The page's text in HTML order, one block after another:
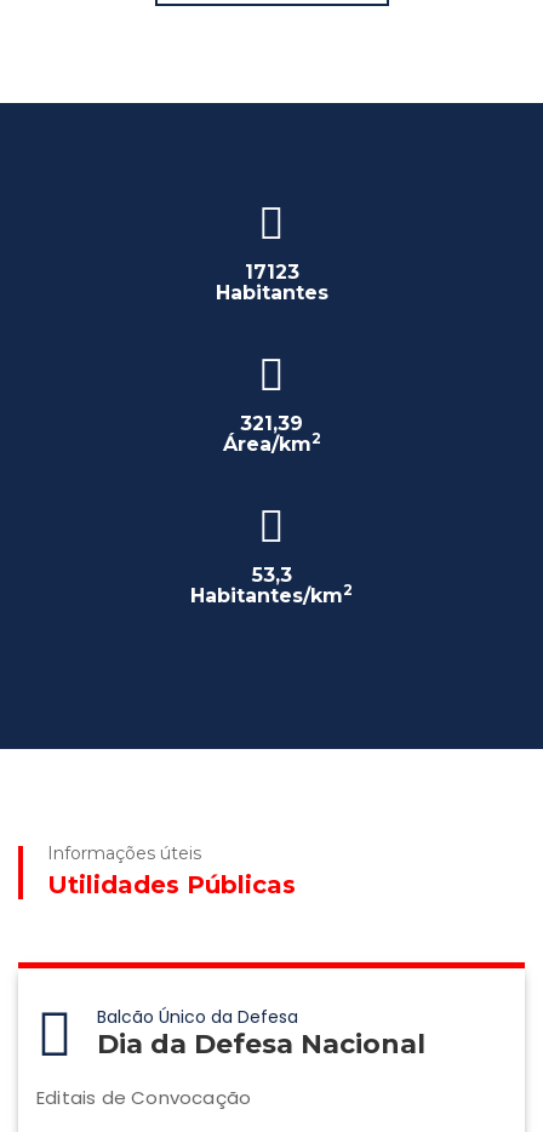
17123
Habitantes
321,39
Área/km2
53,3
Habitantes/km2
Informações úteis
Utilidades Públicas
Balcão Único da Defesa
Dia da Defesa Nacional
Editais de Convocação